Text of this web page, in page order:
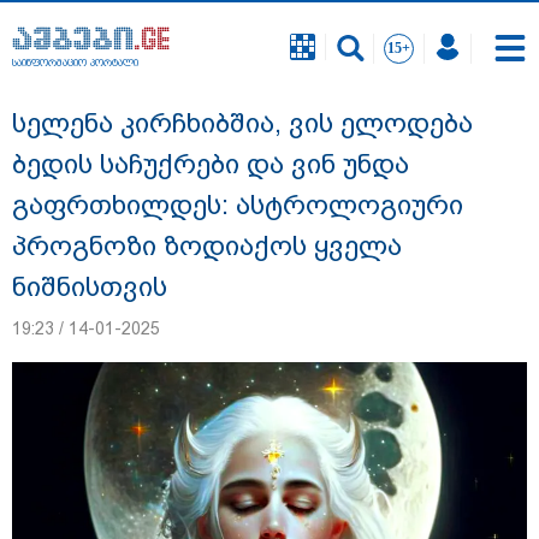
საინფორმაციო პორტალი
დაკავებულია 3 პირი, მათ შორის 2
არასრულწლოვანი - პოლიცია, თბილისში
კურიერზე ჯგუფურად ძალადობის საქმეზე
ინფორმაციას ავრცელებს
საინფორმაციო პორტალი
სელენა კირჩხიბშია, ვის ელოდება
ბედის საჩუქრები და ვინ უნდა
გაფრთხილდეს: ასტროლოგიური
პროგნოზი ზოდიაქოს ყველა
ნიშნისთვის
19:23 / 14-01-2025